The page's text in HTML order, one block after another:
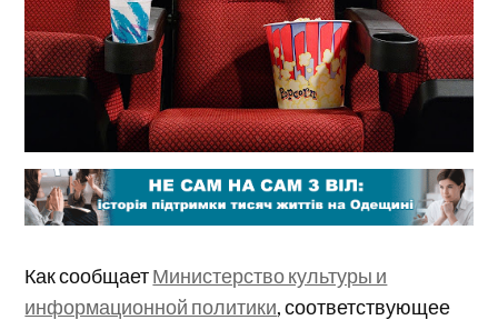
Как сообщаетМинистерство культуры и
информационной политики, соответствующее